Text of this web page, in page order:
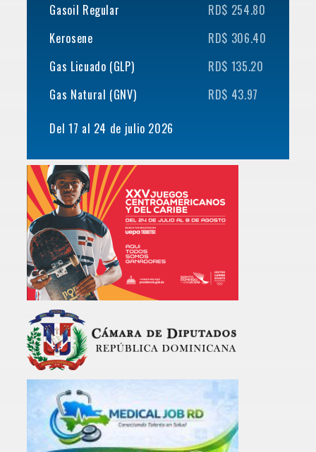
Gasoil Regular
Kerosene
Gas Licuado (GLP)
Gas Natural (GNV)
RD$ 254.80
RD$ 306.40
RD$ 135.20
RD$ 43.97
Del 17 al 24 de julio 2026